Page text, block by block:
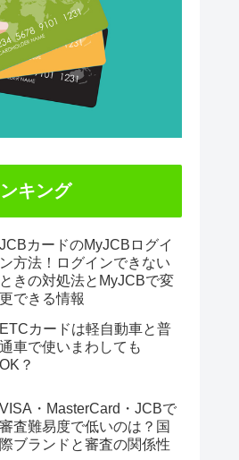
キング
JCBカードのMyJCBログイ
ン方法！ログインできない
ときの対処法とMyJCBで変
更できる情報
ETCカードは軽自動車と普
通車で使いまわしても
OK？
VISA・MasterCard・JCBで
審査難易度で低いのは？国
際ブランドと審査の関係性